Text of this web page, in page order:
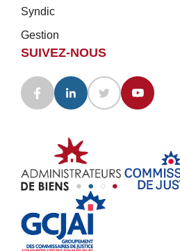
Syndic
Gestion
SUIVEZ-NOUS